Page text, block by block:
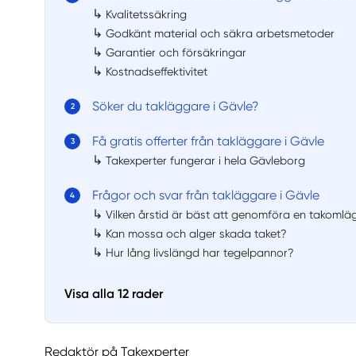
↳ Kvalitetssäkring
↳ Godkänt material och säkra arbetsmetoder
↳ Garantier och försäkringar
↳ Kostnadseffektivitet
Söker du takläggare i Gävle?
Få gratis offerter från takläggare i Gävle
↳ Takexperter fungerar i hela Gävleborg
Frågor och svar från takläggare i Gävle
↳ Vilken årstid är bäst att genomföra en
↳ Kan mossa och alger skada taket?
↳ Hur lång livslängd har tegelpannor?
Visa alla 12 rader
Redaktör på Takexperter